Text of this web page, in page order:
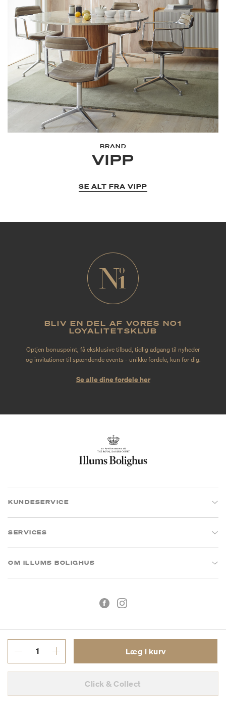
Læg i kurv
Click & Collect
BRAND
VIPP
SE ALT FRA VIPP
BLIV EN DEL AF VORES NO1
LOYALITETSKLUB
Optjen bonuspoint, få eksklusive tilbud, tidlig adgang til nyheder
og invitationer til spændende events - unikke fordele, kun for dig.
Se alle dine fordele her
KUNDESERVICE
SERVICES
OM ILLUMS BOLIGHUS
CVR: 26573394